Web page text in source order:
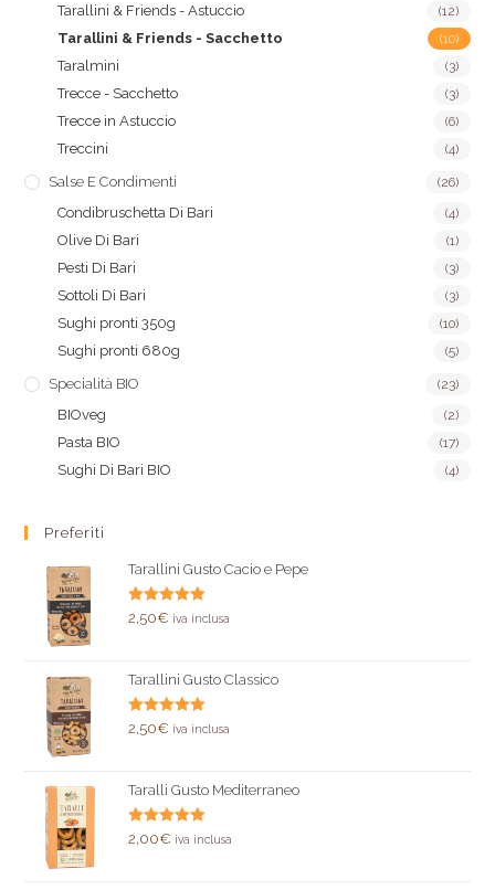
Tarallini & Friends - Astuccio (12)
Tarallini & Friends - Sacchetto (10)
Taralmini (3)
Trecce - Sacchetto (3)
Trecce in Astuccio (6)
Treccini (4)
Salse E Condimenti (26)
Condibruschetta Di Bari (4)
Olive Di Bari (1)
Pesti Di Bari (3)
Sottoli Di Bari (3)
Sughi pronti 350g (10)
Sughi pronti 680g (5)
Specialità BIO (23)
BIOveg (2)
Pasta BIO (17)
Sughi Di Bari BIO (4)
Preferiti
Tarallini Gusto Cacio e Pepe
Valutato
2,50€ iva inclusa
Tarallini Gusto Classico
Valutato
2,50€ iva inclusa
Taralli Gusto Mediterraneo
Valutato
2,00€ iva inclusa